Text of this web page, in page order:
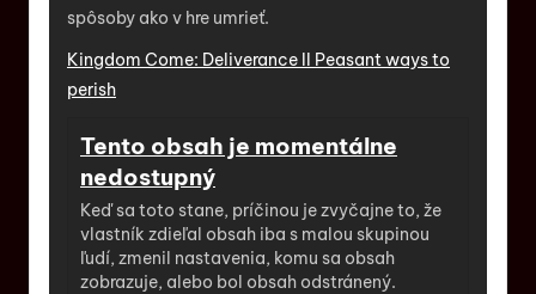
spôsoby ako v hre umrieť.
Kingdom Come: Deliverance II Peasant ways to
perish
Tento obsah je momentálne
nedostupný
Keď sa toto stane, príčinou je zvyčajne to, že
vlastník zdieľal obsah iba s malou skupinou
ľudí, zmenil nastavenia, komu sa obsah
zobrazuje, alebo bol obsah odstránený.